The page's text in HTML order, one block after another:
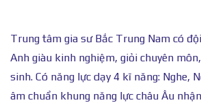
Trung tâm gia sư Bắc Trung Nam có
Anh giàu kinh nghiệm, giỏi chuyên
sinh. Có năng lực dạy 4 kĩ năng: Nghe,
âm chuẩn khung năng lực châu Âu